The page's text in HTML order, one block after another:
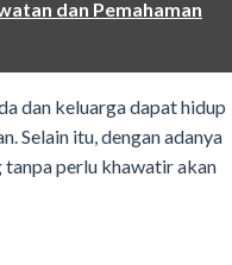
dan Pemahaman
dan keluarga dapat hidup
Selain itu, dengan adanya
tanpa perlu khawatir akan